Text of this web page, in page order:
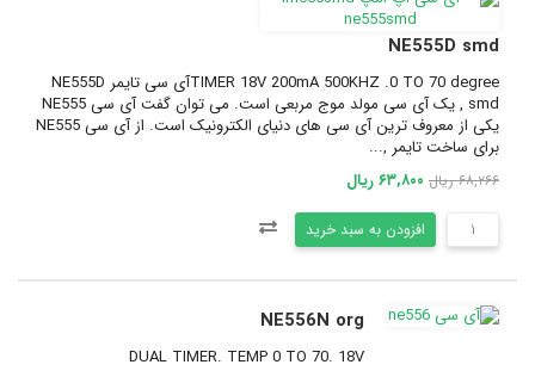
NE555D smd
TIMER 18V 200mA 500KHZ .0 TO 70 degreeآی سی تایمر NE555D
smd , یک آی سی مولد موج مربعی است. می توان گفت آی سی NE555
یکی از معروف ترین آی سی های دنیای الکترونیک است. از آی سی NE555
برای ساخت تایمر ,...
۶۸,۲۶۶ ریال ۶۳,۸۰۰ ریال
افزودن به سبد خرید
NE556N org
DUAL TIMER. TEMP 0 TO 70. 18V